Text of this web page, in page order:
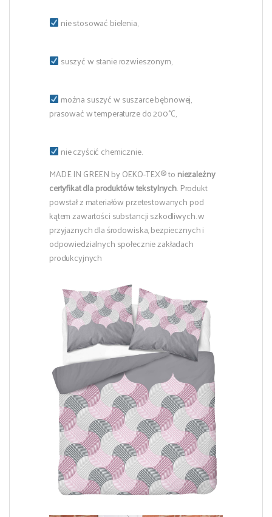
nie stosować bielenia,
suszyć w stanie rozwieszonym,
można suszyć w suszarce bębnowej,
prasować w temperaturze do 200°C,
nie czyścić chemicznie.
MADE IN GREEN by OEKO-TEX® to niezależny
certyfikat dla produktów tekstylnych. Produkt
powstał z materiałów przetestowanych pod
kątem zawartości substancji szkodliwych. w
przyjaznych dla środowiska, bezpiecznych i
odpowiedzialnych społecznie zakładach
produkcyjnych